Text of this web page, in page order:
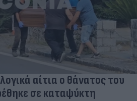
αίτια ο θάνατος του
σε καταψύκτη